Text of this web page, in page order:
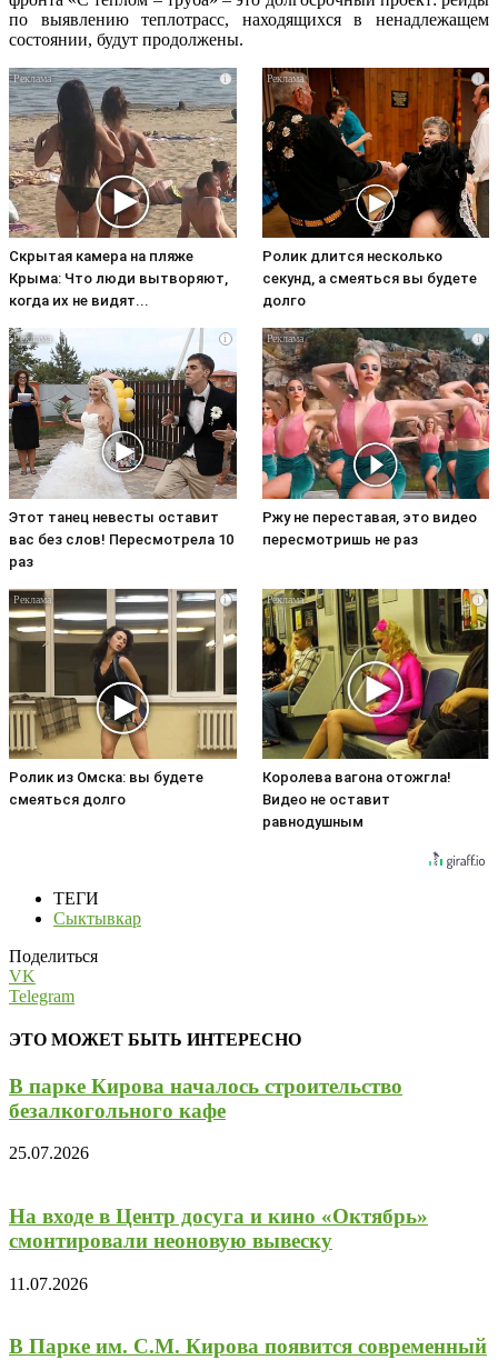
по выявлению теплотрасс, находящихся в ненадлежащем
состоянии, будут продолжены.
i
Скрытая камера на пляже
Крыма: Что люди вытворяют,
когда их не видят...
i
Ролик длится несколько
секунд, а смеяться вы будете
долго
i
Этот танец невесты оставит
вас без слов! Пересмотрела 10
раз
i
Ржу не переставая, это видео
пересмотришь не раз
i
Ролик из Омска: вы будете
смеяться долго
i
Королева вагона отожгла!
Видео не оставит
равнодушным
ТЕГИ
Сыктывкар
Поделиться
VK
Telegram
ЭТО МОЖЕТ БЫТЬ ИНТЕРЕСНО
В парке Кирова началось строительство
безалкогольного кафе
25.07.2026
На входе в Центр досуга и кино «Октябрь»
смонтировали неоновую вывеску
11.07.2026
В Парке им. С.М. Кирова появится современный